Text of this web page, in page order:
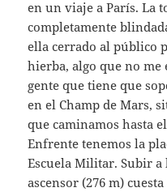
en un viaje a París. La
completamente
ella cerrado al público
hierba, algo que no me
gente que tiene que
en el Champ de Mars,
que caminamos hasta
Enfrente tenemos la
Escuela Militar. Subir
ascensor (276 m) cuesta